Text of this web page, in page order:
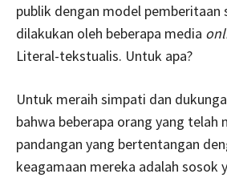
publik dengan model pemberitaan
dilakukan oleh beberapa media
Literal-tekstualis. Untuk apa?
Untuk meraih simpati dan
bahwa beberapa orang yang telah
pandangan yang bertentangan
keagamaan mereka adalah sosok